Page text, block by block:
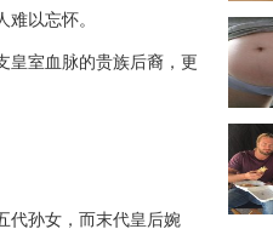
以忘怀。
皇室血脉的贵族后裔，更
代孙女，而末代皇后婉